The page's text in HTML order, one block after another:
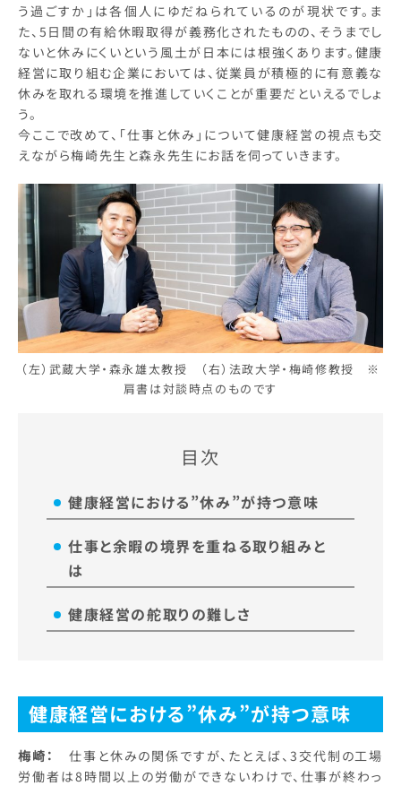
う過ごすか」は各個人にゆだねられているのが現状です。ま
た、5日間の有給休暇取得が義務化されたものの、そうまでし
ないと休みにくいという風土が日本には根強くあります。健康
経営に取り組む企業においては、従業員が積極的に有意義な
休みを取れる環境を推進していくことが重要だといえるでしょ
う。
今ここで改めて、「仕事と休み」について健康経営の視点も交
えながら梅崎先生と森永先生にお話を伺っていきます。
（左）武蔵大学・森永雄太教授 （右）法政大学・梅崎修教授 ※
肩書は対談時点のものです
目次
健康経営における”休み”が持つ意味
仕事と余暇の境界を重ねる取り組みと
は
健康経営の舵取りの難しさ
健康経営における”休み”が持つ意味
梅崎： 仕事と休みの関係ですが、たとえば、3交代制の工場
労働者は8時間以上の労働ができないわけで、仕事が終わっ